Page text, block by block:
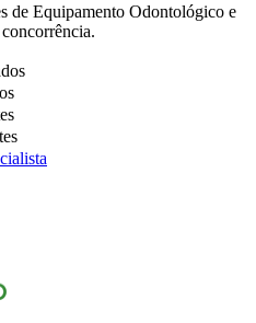
de Equipamento Odontológico e